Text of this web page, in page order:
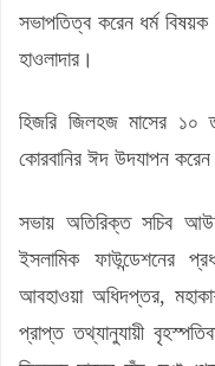
সভাপতিত্ব করেন ধর্ম
হাওলাদার।
হিজরি জিলহজ মাসের ১০
কোরবানির ঈদ উদযাপন
সভায় অতিরিক্ত সচিব
ইসলামিক ফাউন্ডেশনের
আবহাওয়া অধিদপ্তর,
প্রাপ্ত তথ্যানুযায়ী